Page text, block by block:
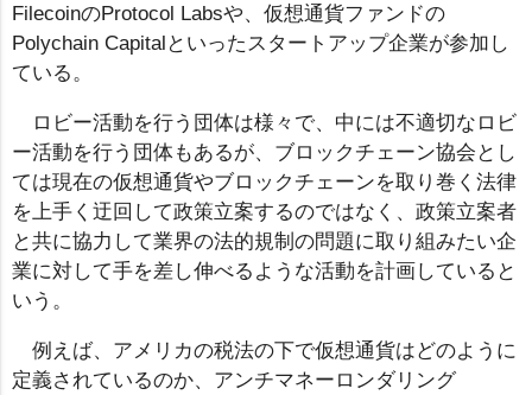
FilecoinのProtocol Labsや、仮想通貨ファンドの
Polychain Capitalといったスタートアップ企業が参加し
ている。
ロビー活動を行う団体は様々で、中には不適切なロビ
ー活動を行う団体もあるが、ブロックチェーン協会とし
ては現在の仮想通貨やブロックチェーンを取り巻く法律
を上手く迂回して政策立案するのではなく、政策立案者
と共に協力して業界の法的規制の問題に取り組みたい企
業に対して手を差し伸べるような活動を計画していると
いう。
例えば、アメリカの税法の下で仮想通貨はどのように
定義されているのか、アンチマネーロンダリング